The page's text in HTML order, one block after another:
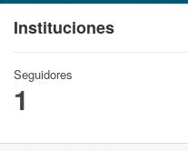
Instituciones
Seguidores
1